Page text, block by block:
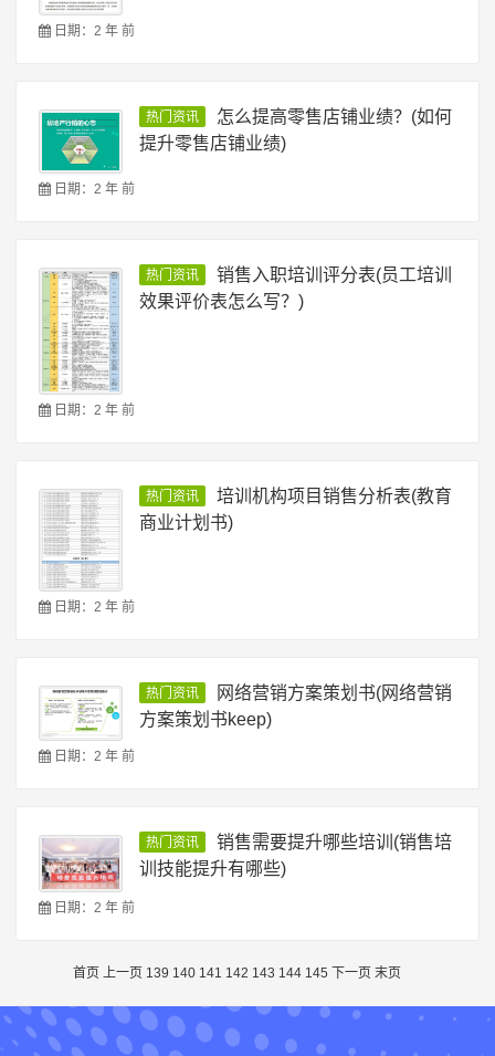
日期：2 年 前
热门资讯
怎么提高零售店铺业绩？(如何
提升零售店铺业绩)
日期：2 年 前
热门资讯
销售入职培训评分表(员工培训
效果评价表怎么写？)
日期：2 年 前
热门资讯
培训机构项目销售分析表(教育
商业计划书)
日期：2 年 前
热门资讯
网络营销方案策划书(网络营销
方案策划书keep)
日期：2 年 前
热门资讯
销售需要提升哪些培训(销售培
训技能提升有哪些)
日期：2 年 前
首页 上一页 139 140 141 142 143 144 145 下一页 末页